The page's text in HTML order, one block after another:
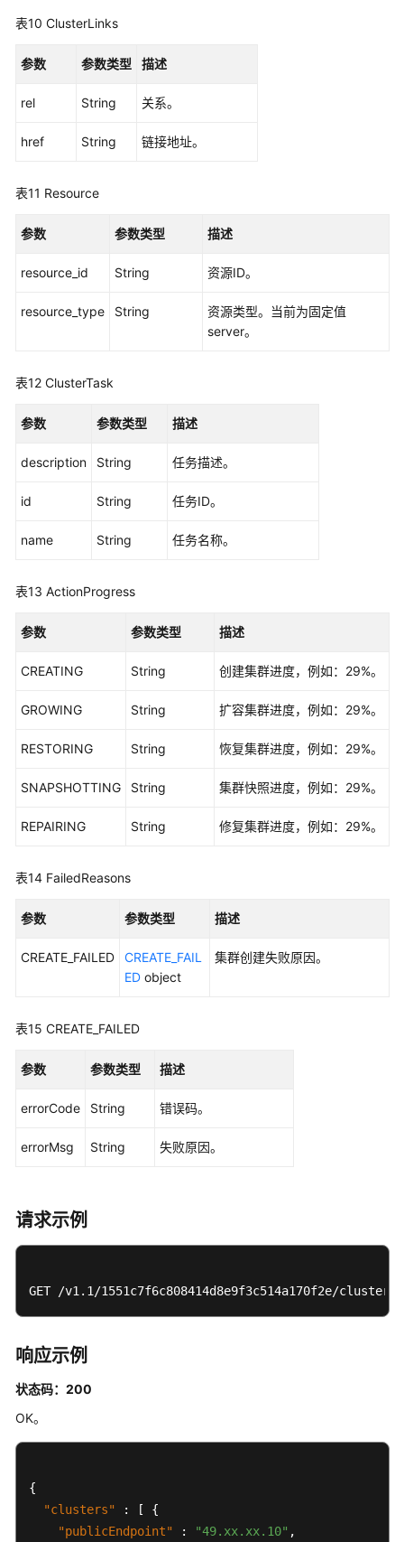
参
见
频
助
载
用
产
语
责
任
担
云
务
级
（SLA）
白
书
持
域
系
限
表10 ClusterLinks
参数 参数类型 描述
rel String 关系。
href String 链接地址。
表11 Resource
参数 参数类型 描述
resource_id String 资源ID。
resource_type String
资源类型。当前为固定值
server。
表12 ClusterTask
参数 参数类型 描述
description String 任务描述。
id String 任务ID。
name String 任务名称。
表13 ActionProgress
参数 参数类型 描述
CREATING String 创建集群进度，例如：29%。
GROWING String 扩容集群进度，例如：29%。
RESTORING String 恢复集群进度，例如：29%。
SNAPSHOTTING String 集群快照进度，例如：29%。
REPAIRING String 修复集群进度，例如：29%。
表14 FailedReasons
参数 参数类型 描述
CREATE_FAILED
CREATE_FAIL
ED object
集群创建失败原因。
表15 CREATE_FAILED
参数 参数类型 描述
errorCode String 错误码。
errorMsg String 失败原因。
请求示例
GET /v1.1/1551c7f6c808414d8e9f3c514a170f2e/clusters
响应示例
状态码：200
OK。
{
"clusters"
: [
{
"publicEndpoint"
: "49.xx.xx.10" ,